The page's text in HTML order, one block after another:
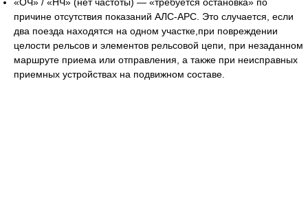
причине отсутствия показаний АЛС-АРС. Это случается, если
два поезда находятся на одном участке,при повреждении
целости рельсов и элементов рельсовой цепи, при незаданном
маршруте приема или отправления, а также при неисправных
приемных устройствах на подвижном составе.